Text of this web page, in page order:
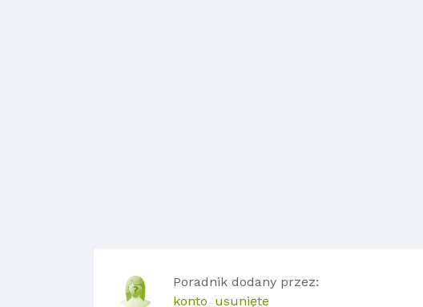
Poradnik dodany przez:
konto_usunięte